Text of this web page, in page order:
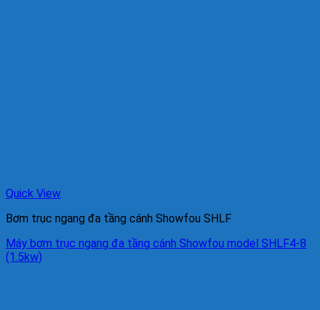
Quick View
Bơm trục ngang đa tầng cánh Showfou SHLF
Máy bơm trục ngang đa tầng cánh Showfou model SHLF4-8
(1.5kw)